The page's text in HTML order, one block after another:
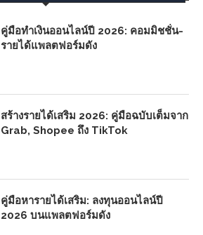
คู่มือทำเงินออนไลน์ปี 2026: คอมมิชชั่น-
รายได้แพลตฟอร์มดัง
สร้างรายได้เสริม 2026: คู่มือฉบับเต็มจาก
Grab, Shopee ถึง TikTok
คู่มือหารายได้เสริม: ลงทุนออนไลน์ปี
2026 บนแพลตฟอร์มดัง